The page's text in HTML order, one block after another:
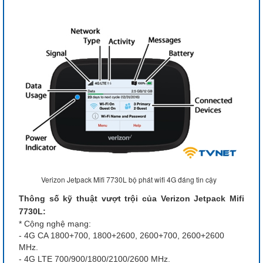
Verizon Jetpack Mifi 7730L bộ phát wifi 4G đáng tin cậy
Thông số kỹ thuật vượt trội của Verizon Jetpack Mifi
7730L:
* Cộng nghệ mạng:
- 4G CA 1800+700, 1800+2600, 2600+700, 2600+2600
MHz.
- 4G LTE 700/900/1800/2100/2600 MHz.